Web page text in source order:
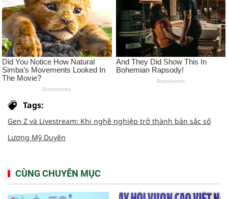
Tags:
Gen Z và Livestream: Khi nghề nghiệp trở thành bản sắc số
Lương Mỹ Duyên
CÙNG CHUYÊN MỤC